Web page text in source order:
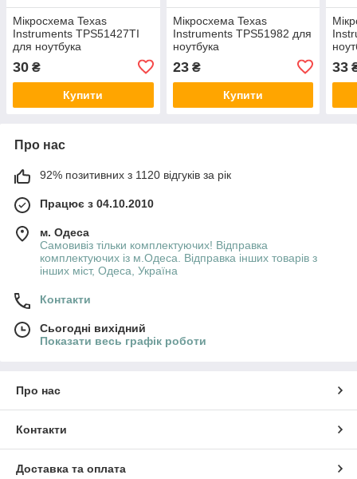
Мікросхема Texas
Instruments TPS51427TI
для ноутбука
30 ₴
Купити
Мікросхема Texas
Instruments TPS51982 для
ноутбука
23₴
Купити
33
Про нас
92% позитивних з 1120 відгуків за рік
Працює з 04.10.2010
м. Одеса
Самовивіз тільки комплектуючих! Відправка
комплектуючих із м.Одеса. Відправка інших товарів з
інших міст, Одеса, Україна
Контакти
Сьогодні вихідний
Показати весь графік роботи
Про нас
Контакти
Доставка та оплата